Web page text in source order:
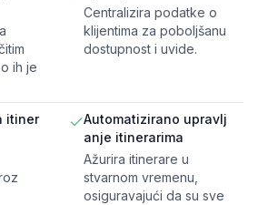
ih je
Centralizira podatke o
klijentima za poboljšanu
dostupnost i uvide.
itiner
Automatizirano upravlj
anje itinerarima
Ažurira itinerare u
stvarnom vremenu,
osiguravajući da su sve